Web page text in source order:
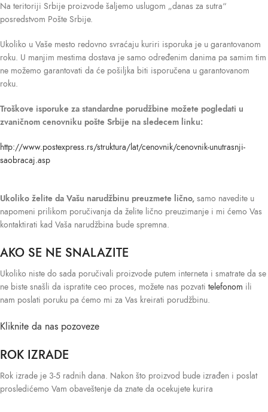
Na teritoriji Srbije proizvode šaljemo uslugom „danas za sutra“
posredstvom Pošte Srbije.
Ukoliko u Vaše mesto redovno svraćaju kuriri isporuka je u garantovanom
roku. U manjim mestima dostava je samo određenim danima pa samim tim
ne možemo garantovati da će pošiljka biti isporučena u garantovanom
roku.
Troškove isporuke za standardne porudžbine možete pogledati u
zvaničnom cenovniku pošte Srbije na sledecem linku:
http://www.postexpress.rs/struktura/lat/cenovnik/cenovnik-unutrasnji-
saobracaj.asp
Ukoliko želite da Vašu narudžbinu preuzmete lično, samo navedite u
napomeni prilikom poručivanja da želite lično preuzimanje i mi ćemo Vas
kontaktirati kad Vaša narudžbina bude spremna.
AKO SE NE SNALAZITE
Ukoliko niste do sada poručivali proizvode putem interneta i smatrate da se
ne biste snašli da ispratite ceo proces, možete nas pozvati telefonom ili
nam poslati poruku pa ćemo mi za Vas kreirati porudžbinu.
Kliknite da nas pozoveze
ROK IZRADE
Rok izrade je 3-5 radnih dana. Nakon što proizvod bude izrađen i poslat
prosledićemo Vam obaveštenje da znate da ocekujete kurira